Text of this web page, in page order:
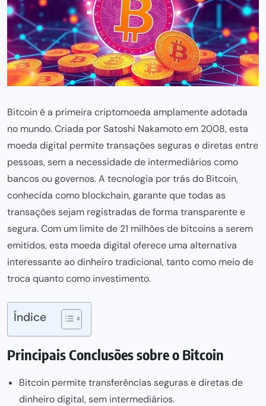
Bitcoin é a primeira criptomoeda amplamente adotada
no mundo. Criada por Satoshi Nakamoto em 2008, esta
moeda digital permite transações seguras e diretas entre
pessoas, sem a necessidade de intermediários como
bancos ou governos. A tecnologia por trás do Bitcoin,
conhecida como blockchain, garante que todas as
transações sejam registradas de forma transparente e
segura. Com um limite de 21 milhões de bitcoins a serem
emitidos, esta moeda digital oferece uma alternativa
interessante ao dinheiro tradicional, tanto como meio de
troca quanto como investimento.
Índice
Principais Conclusões sobre o Bitcoin
Bitcoin permite transferências seguras e diretas de
dinheiro digital, sem intermediários.